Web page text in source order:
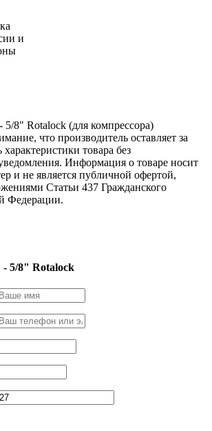
и
8" Rotalock (для компрессора)
что производитель оставляет за
товара без
Информация о товаре носит
и не является публичной офертой,
Статьи 437 Гражданского
Федерации.
- 5/8" Rotalock